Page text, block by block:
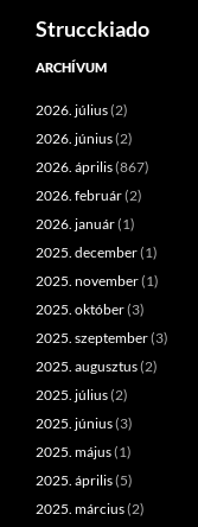
Tartalomhoz
Strucckiado
ARCHÍVUM
2026. július(2)
2026. június(2)
2026. április(867)
2026. február(2)
2026. január(1)
2025. december(1)
2025. november(1)
2025. október(3)
2025. szeptember(3)
2025. augusztus(2)
2025. július(2)
2025. június(3)
2025. május(1)
2025. április(5)
2025. március(2)